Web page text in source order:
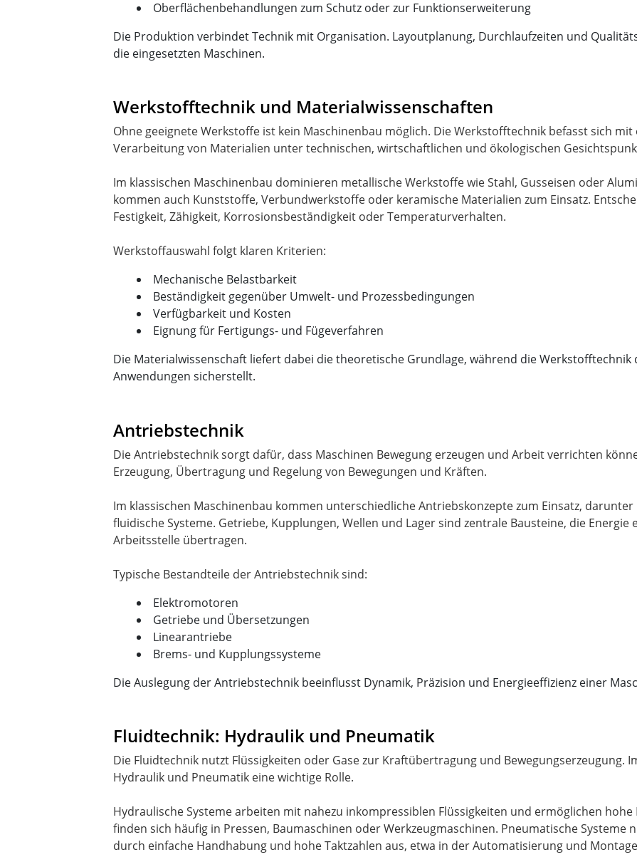
Oberflächenbehandlungen zum Schutz oder zur Funktionserweiterung
Die Produktion verbindet Technik mit Organisation. Layoutplanung, Durchlaufzeiten und
die eingesetzten Maschinen.
Werkstofftechnik und Materialwissenschaften
Ohne geeignete Werkstoffe ist kein Maschinenbau möglich. Die Werkstofftechnik befasst sich
Verarbeitung von Materialien unter technischen, wirtschaftlichen und ökologischen
Im klassischen Maschinenbau dominieren metallische Werkstoffe wie Stahl, Gusseisen oder
kommen auch Kunststoffe, Verbundwerkstoffe oder keramische Materialien zum Einsatz.
Festigkeit, Zähigkeit, Korrosionsbeständigkeit oder Temperaturverhalten.
Mechanische Belastbarkeit
Beständigkeit gegenüber Umwelt- und Prozessbedingungen
Verfügbarkeit und Kosten
Eignung für Fertigungs- und Fügeverfahren
Die Materialwissenschaft liefert dabei die theoretische Grundlage, während die
Anwendungen sicherstellt.
Antriebstechnik
Die Antriebstechnik sorgt dafür, dass Maschinen Bewegung erzeugen und Arbeit verrichten
Erzeugung, Übertragung und Regelung von Bewegungen und Kräften.
Im klassischen Maschinenbau kommen unterschiedliche Antriebskonzepte zum Einsatz,
fluidische Systeme. Getriebe, Kupplungen, Wellen und Lager sind zentrale Bausteine, die
Arbeitsstelle übertragen.
Elektromotoren
Getriebe und Übersetzungen
Linearantriebe
Brems- und Kupplungssysteme
Die Auslegung der Antriebstechnik beeinflusst Dynamik, Präzision und Energieeffizienz einer
Fluidtechnik: Hydraulik und Pneumatik
Die Fluidtechnik nutzt Flüssigkeiten oder Gase zur Kraftübertragung und Bewegungserzeugung.
Hydraulik und Pneumatik eine wichtige Rolle.
Hydraulische Systeme arbeiten mit nahezu inkompressiblen Flüssigkeiten und ermöglichen hohe
finden sich häufig in Pressen, Baumaschinen oder Werkzeugmaschinen. Pneumatische Systeme
durch einfache Handhabung und hohe Taktzahlen aus, etwa in der Automatisierung und